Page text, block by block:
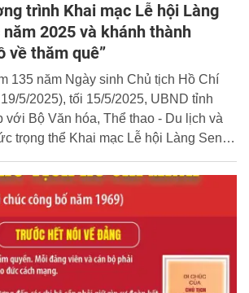
trình Khai mạc Lễ hội Làng
2025 và khánh thành
về thăm quê”
135 năm Ngày sinh Chủ tịch Hồ Chí
5/2025), tối 15/5/2025, UBND tỉnh
với Bộ Văn hóa, Thể thao - Du lịch và
trọng thể Khai mạc Lễ hội Làng Sen
An. Tổng Bí thư Tô Lâm dự và chỉ